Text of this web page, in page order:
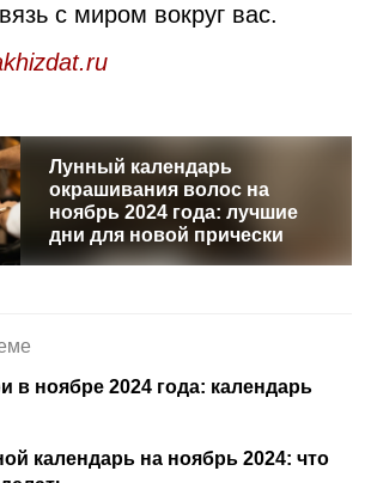
с миром вокруг вас.
Лунный календарь
окрашивания волос на
ноябрь 2024 года: лучшие
дни для новой прически
в ноябре 2024 года: календарь
календарь на ноябрь 2024: что